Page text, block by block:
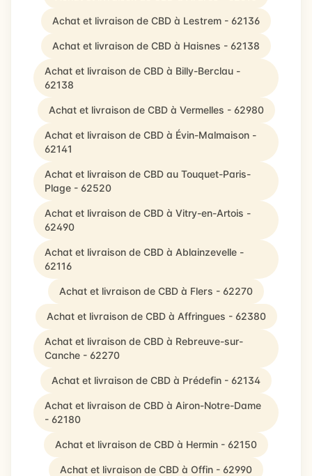
Achat et livraison de CBD à Lestrem - 62136
Achat et livraison de CBD à Haisnes - 62138
Achat et livraison de CBD à Billy-Berclau -
62138
Achat et livraison de CBD à Vermelles - 62980
Achat et livraison de CBD à Évin-Malmaison -
62141
Achat et livraison de CBD au Touquet-Paris-
Plage - 62520
Achat et livraison de CBD à Vitry-en-Artois -
62490
Achat et livraison de CBD à Ablainzevelle -
62116
Achat et livraison de CBD à Flers - 62270
Achat et livraison de CBD à Affringues - 62380
Achat et livraison de CBD à Rebreuve-sur-
Canche - 62270
Achat et livraison de CBD à Prédefin - 62134
Achat et livraison de CBD à Airon-Notre-Dame
- 62180
Achat et livraison de CBD à Hermin - 62150
Achat et livraison de CBD à Offin - 62990